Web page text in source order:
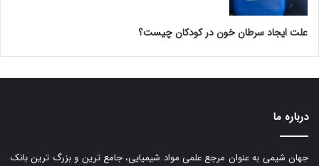
علت ایجاد سرطان خون در کودکان چیست؟
درباره ما
جهان شیمی به عنوان مرجع علمی مواد شیمیایی، جامع ترین و بزرگ ترین بانک